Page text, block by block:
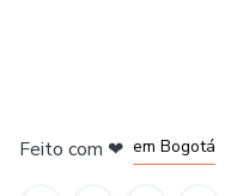
Feito com ❤ em Bogotá